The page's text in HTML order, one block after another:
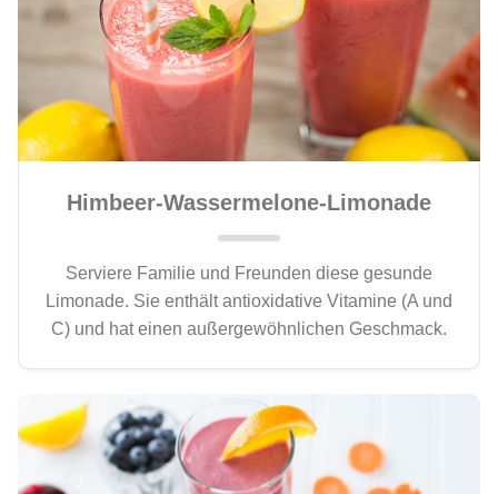
Himbeer-Wassermelone-Limonade
Serviere Familie und Freunden diese gesunde
Limonade. Sie enthält antioxidative Vitamine (A und
C) und hat einen außergewöhnlichen Geschmack.